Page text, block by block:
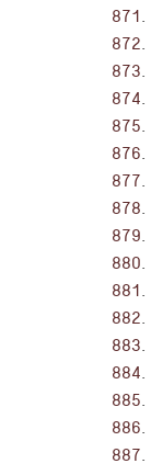
871.
872.
873.
874.
875.
876.
877.
878.
879.
880.
881.
882.
883.
884.
885.
886.
887.